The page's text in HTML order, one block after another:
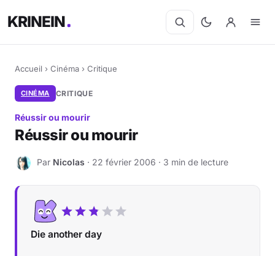
KRINEIN
Accueil › Cinéma › Critique
CINÉMA CRITIQUE
Réussir ou mourir
Réussir ou mourir
N Par Nicolas · 22 février 2006 · 3 min de lecture
Die another day